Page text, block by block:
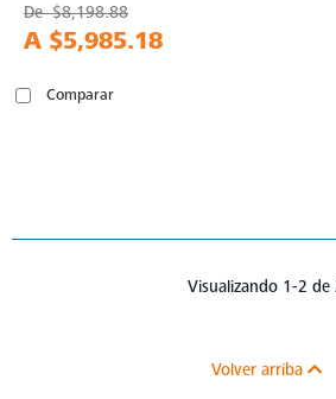
De$8,198.88
A $5,985.18
Comparar
Visualizando 1-2 de
Volver arriba